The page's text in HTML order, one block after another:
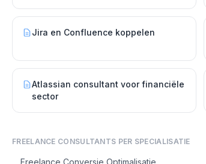
Jira en Confluence koppelen
Atlassian consultant voor financiële
sector
FREELANCE CONSULTANTS PER SPECIALISATIE
Freelance Conversie Optimalisatie